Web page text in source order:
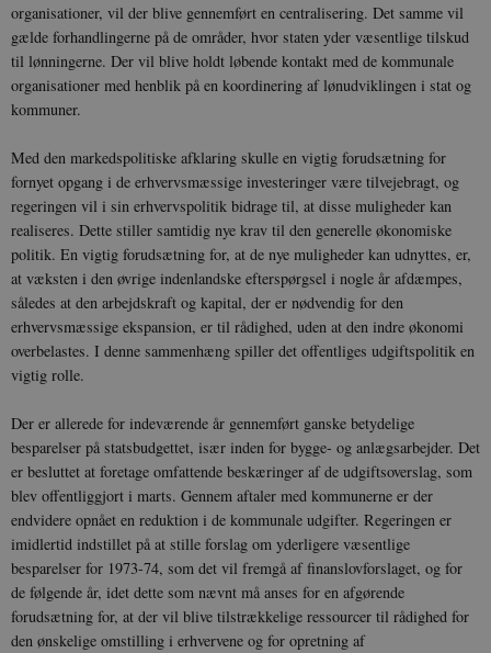
organisationer, vil der blive gennemført en centralisering. Det samme vil
gælde forhandlingerne på de områder, hvor staten yder væsentlige tilskud
til lønningerne. Der vil blive holdt løbende kontakt med de kommunale
organisationer med henblik på en koordinering af lønudviklingen i stat og
kommuner.
Med den markedspolitiske afklaring skulle en vigtig forudsætning for
fornyet opgang i de erhvervsmæssige investeringer være tilvejebragt, og
regeringen vil i sin erhvervspolitik bidrage til, at disse muligheder kan
realiseres. Dette stiller samtidig nye krav til den generelle økonomiske
politik. En vigtig forudsætning for, at de nye muligheder kan udnyttes, er,
at væksten i den øvrige indenlandske efterspørgsel i nogle år afdæmpes,
således at den arbejdskraft og kapital, der er nødvendig for den
erhvervsmæssige ekspansion, er til rådighed, uden at den indre økonomi
overbelastes. I denne sammenhæng spiller det offentliges udgiftspolitik en
vigtig rolle.
Der er allerede for indeværende år gennemført ganske betydelige
besparelser på statsbudgettet, især inden for bygge- og anlægsarbejder. Det
er besluttet at foretage omfattende beskæringer af de udgiftsoverslag, som
blev offentliggjort i marts. Gennem aftaler med kommunerne er der
endvidere opnået en reduktion i de kommunale udgifter. Regeringen er
imidlertid indstillet på at stille forslag om yderligere væsentlige
besparelser for 1973-74, som det vil fremgå af finanslovforslaget, og for
de følgende år, idet dette som nævnt må anses for en afgørende
forudsætning for, at der vil blive tilstrækkelige ressourcer til rådighed for
den ønskelige omstilling i erhvervene og for opretning af